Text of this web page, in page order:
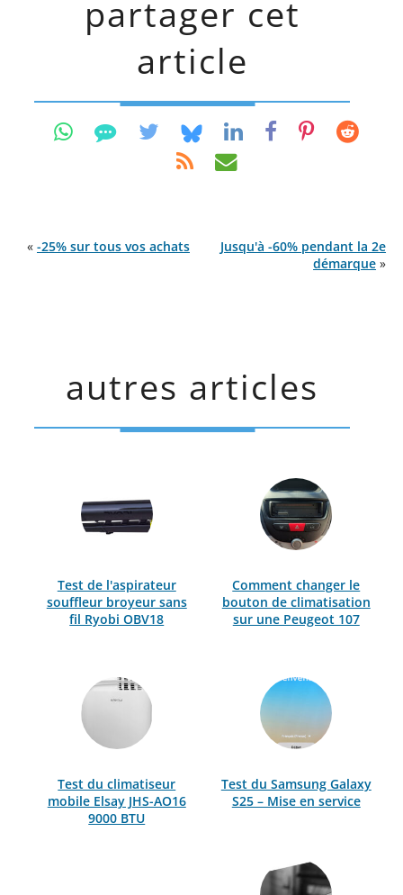
partager cet
article
« -25% sur tous vos achats
Jusqu'à -60% pendant la 2e
démarque »
autres articles
Test de l'aspirateur
souffleur broyeur sans
fil Ryobi OBV18
Comment changer le
bouton de climatisation
sur une Peugeot 107
Test du climatiseur
mobile Elsay JHS-AO16
9000 BTU
Test du Samsung Galaxy
S25 – Mise en service